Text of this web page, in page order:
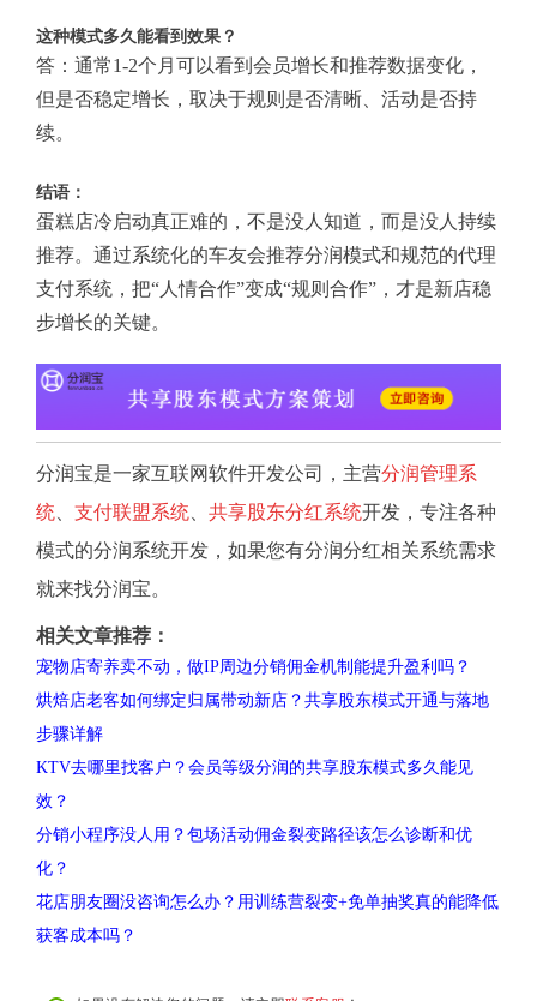
这种模式多久能看到效果？
答：通常1-2个月可以看到会员增长和推荐数据变化，
但是否稳定增长，取决于规则是否清晰、活动是否持
续。
结语：
蛋糕店冷启动真正难的，不是没人知道，而是没人持续
推荐。通过系统化的车友会推荐分润模式和规范的代理
支付系统，把“人情合作”变成“规则合作”，才是新店稳
步增长的关键。
分润宝是一家互联网软件开发公司，主营分润管理系
统
支付联盟系统 共享股东分红系统开发，专注各种
模式的分润系统开发，如果您有分润分红相关系统需求
就来找分润宝。
相关文章推荐：
宠物店寄养卖不动，做IP周边分销佣金机制能提升盈利吗？
烘焙店老客如何绑定归属带动新店？共享股东模式开通与落地
步骤详解
KTV去哪里找客户？会员等级分润的共享股东模式多久能见
效？
分销小程序没人用？包场活动佣金裂变路径该怎么诊断和优
化？
花店朋友圈没咨询怎么办？用训练营裂变+免单抽奖真的能降低
获客成本吗？